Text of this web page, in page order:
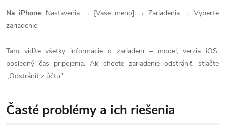
Na iPhone: Nastavenia → [Vaše meno] → Zariadenia → Vyberte
zariadenie
Tam vidíte všetky informácie o zariadení – model, verzia iOS,
posledný čas pripojenia. Ak chcete zariadenie odstrániť, stlačte
„Odstrániť z účtu".
Časté problémy a ich riešenia